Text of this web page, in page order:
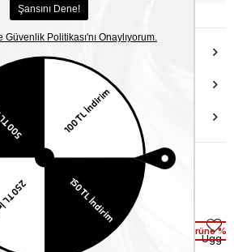
Similar Items
1. Ürüne %10 2. Ürüne %25 İndirim
Ugg
1. Ürüne